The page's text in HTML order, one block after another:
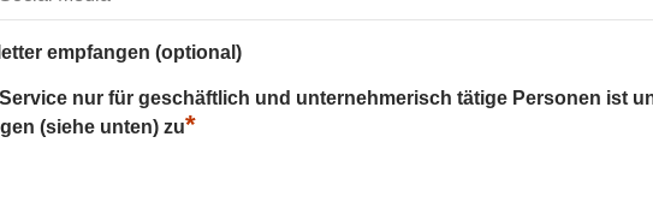
empfangen (optional)
nur für geschäftlich und unternehmerisch tätige Personen ist
(siehe unten) zu*